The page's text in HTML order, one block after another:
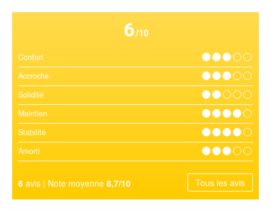
6/10
Confort
Accroche
Solidité
Maintien
Stabilité
Amorti
6 avis | Note moyenne 8,7/10 Tous les avis